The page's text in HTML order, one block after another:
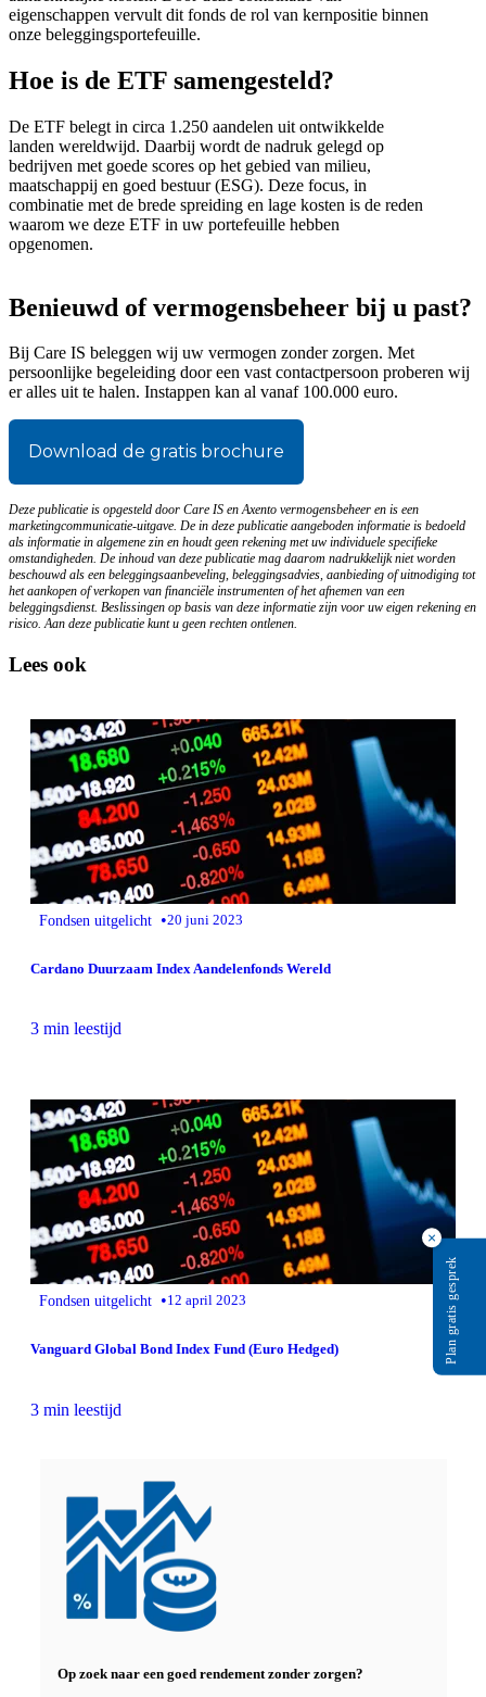
eigenschappen vervult dit fonds de rol van kernpositie binnen
onze beleggingsportefeuille.
Hoe is de ETF samengesteld?
De ETF belegt in circa 1.250 aandelen uit ontwikkelde
landen wereldwijd. Daarbij wordt de nadruk gelegd op
bedrijven met goede scores op het gebied van milieu,
maatschappij en goed bestuur (ESG). Deze focus, in
combinatie met de brede spreiding en lage kosten is de reden
waarom we deze ETF in uw portefeuille hebben
opgenomen.
Benieuwd of vermogensbeheer bij u past?
Bij Care IS beleggen wij uw vermogen zonder zorgen. Met
persoonlijke begeleiding door een vast contactpersoon proberen wij
er alles uit te halen. Instappen kan al vanaf 100.000 euro.
Download de gratis brochure
Deze publicatie is opgesteld door Care IS en Axento vermogensbeheer en is een
marketingcommunicatie-uitgave. De in deze publicatie aangeboden informatie is bedoeld
als informatie in algemene zin en houdt geen rekening met uw individuele specifieke
omstandigheden. De inhoud van deze publicatie mag daarom nadrukkelijk niet worden
beschouwd als een beleggingsaanbeveling, beleggingsadvies, aanbieding of uitnodiging tot
het aankopen of verkopen van financiële instrumenten of het afnemen van een
beleggingsdienst. Beslissingen op basis van deze informatie zijn voor uw eigen rekening en
risico. Aan deze publicatie kunt u geen rechten ontlenen.
Lees ook
Fondsen uitgelicht •20 juni 2023
Cardano Duurzaam Index Aandelenfonds Wereld
3 min leestijd
Fondsen uitgelicht •12 april 2023
Vanguard Global Bond Index Fund (Euro Hedged)
3 min leestijd
Op zoek naar een goed rendement zonder zorgen?
×
Plan gratis gesprek